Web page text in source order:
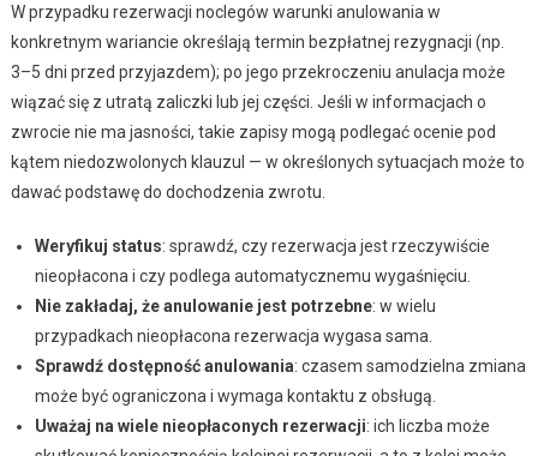
W przypadku rezerwacji noclegów warunki anulowania w
konkretnym wariancie określają termin bezpłatnej rezygnacji (np.
3–5 dni przed przyjazdem); po jego przekroczeniu anulacja może
wiązać się z utratą zaliczki lub jej części. Jeśli w informacjach o
zwrocie nie ma jasności, takie zapisy mogą podlegać ocenie pod
kątem niedozwolonych klauzul — w określonych sytuacjach może to
dawać podstawę do dochodzenia zwrotu.
Weryfikuj status: sprawdź, czy rezerwacja jest rzeczywiście
nieopłacona i czy podlega automatycznemu wygaśnięciu.
Nie zakładaj, że anulowanie jest potrzebne: w wielu
przypadkach nieopłacona rezerwacja wygasa sama.
Sprawdź dostępność anulowania: czasem samodzielna zmiana
może być ograniczona i wymaga kontaktu z obsługą.
Uważaj na wiele nieopłaconych rezerwacji: ich liczba może